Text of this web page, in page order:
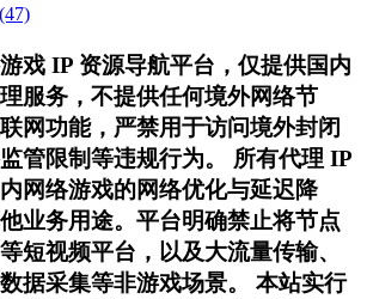
(47)
戏 IP 资源导航平台，仅提供国内
服务，不提供任何境外网络节
网功能，严禁用于访问境外封闭
管限制等违规行为。 所有代理 IP
网络游戏的网络优化与延迟降
业务用途。平台明确禁止将节点
短视频平台，以及大流量传输、
据采集等非游戏场景。 本站实行